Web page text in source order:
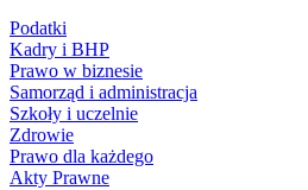
Podatki
Kadry i BHP
Prawo w biznesie
Samorząd i administracja
Szkoły i uczelnie
Zdrowie
Prawo dla każdego
Akty Prawne